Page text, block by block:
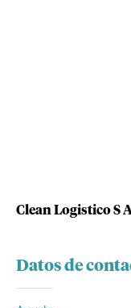
Clean Logistico S
Datos de